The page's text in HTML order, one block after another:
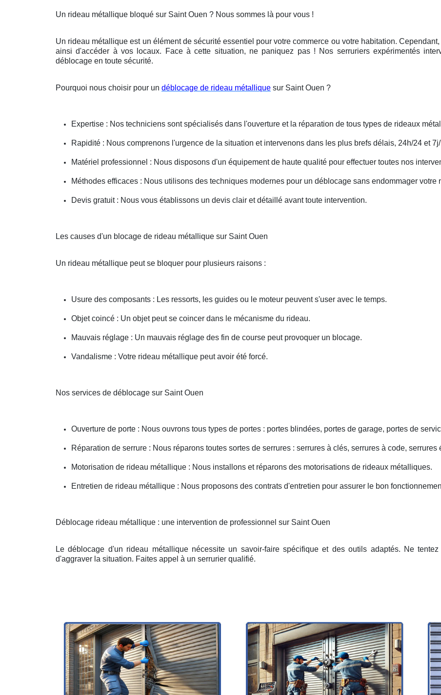
Un rideau métallique bloqué sur Saint Ouen ? Nous sommes là pour vous !
Un rideau métallique est un élément de sécurité essentiel pour votre commerce ou votre habitation.
ainsi d'accéder à vos locaux. Face à cette situation, ne paniquez pas ! Nos serruriers expérimentés
déblocage en toute sécurité.
Pourquoi nous choisir pour un déblocage de rideau métallique sur Saint Ouen ?
Expertise : Nos techniciens sont spécialisés dans l'ouverture et la réparation de tous types de rideaux
Rapidité : Nous comprenons l'urgence de la situation et intervenons dans les plus brefs délais, 24h/24 et
Matériel professionnel : Nous disposons d'un équipement de haute qualité pour effectuer toutes nos
Méthodes efficaces : Nous utilisons des techniques modernes pour un déblocage sans endommager votre
Devis gratuit : Nous vous établissons un devis clair et détaillé avant toute intervention.
Les causes d'un blocage de rideau métallique sur Saint Ouen
Un rideau métallique peut se bloquer pour plusieurs raisons :
Usure des composants : Les ressorts, les guides ou le moteur peuvent s'user avec le temps.
Objet coincé : Un objet peut se coincer dans le mécanisme du rideau.
Mauvais réglage : Un mauvais réglage des fin de course peut provoquer un blocage.
Vandalisme : Votre rideau métallique peut avoir été forcé.
Nos services de déblocage sur Saint Ouen
Ouverture de porte : Nous ouvrons tous types de portes : portes blindées, portes de garage, portes de
Réparation de serrure : Nous réparons toutes sortes de serrures : serrures à clés, serrures à code, serrures
Motorisation de rideau métallique : Nous installons et réparons des motorisations de rideaux métalliques.
Entretien de rideau métallique : Nous proposons des contrats d'entretien pour assurer le bon
Déblocage rideau métallique : une intervention de professionnel sur Saint Ouen
Le déblocage d'un rideau métallique nécessite un savoir-faire spécifique et des outils adaptés. Ne
d'aggraver la situation. Faites appel à un serrurier qualifié.